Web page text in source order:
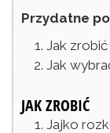
Przydatne
Jak zrobić
Jak
JAK ZROBIĆ
Jajko